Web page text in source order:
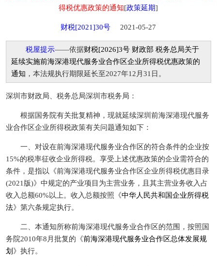
得税优惠政策的通知[政策延期]
财税[2021]30号 2021-05-27
税屋提示——依据财税[2026]3号 财政部 税务总局关于
延续实施前海深港现代服务业合作区企业所得税优惠政策的
通知 ，本法规执行期限延长至2027年12月31日。
深圳市财政局、税务总局深圳市税务局：
根据国务院有关批复精神，现就延续深圳前海深港现代服务
业合作区企业所得税政策有关问题通知如下：
一、对设在前海深港现代服务业合作区的符合条件的企业按
15%的税率征收企业所得税。享受上述优惠政策的企业需符合的
条件，是指以《前海深港现代服务业合作区企业所得税优惠目录
(2021版)》中规定的产业项目为主营业务，且其主营业务收入占
收入总额60%以上。收入总额按照《中华人民共和国企业所得税
法》第六条规定执行。
二、本通知所称前海深港现代服务业合作区的范围，按照国
务院2010年8月批复的《前海深港现代服务业合作区总体发展规
划 》执行。